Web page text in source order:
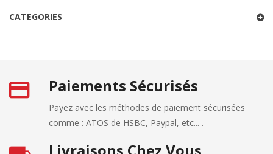
CATEGORIES
Paiements Sécurisés
Payez avec les méthodes de paiement sécurisées
comme : ATOS de HSBC, Paypal, etc... .